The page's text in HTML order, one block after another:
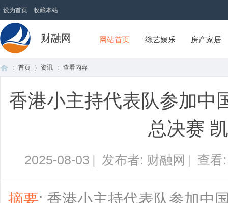
设为首页 收藏本站
财融网 网站首页 综艺娱乐 房产家居
首页 资讯
›
查看内容
香港小主持代表队参加中
总决赛
2025-08-03 | 发布者: 财融网 | 查
摘要: 香港小主持代表队参加中